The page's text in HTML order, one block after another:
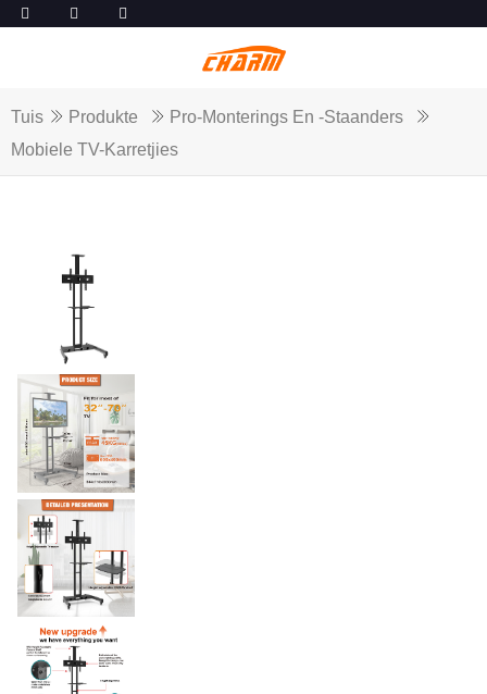
Tuis Produkte
Pro-Monterings En -staanders
Mobiele TV-Karretjies